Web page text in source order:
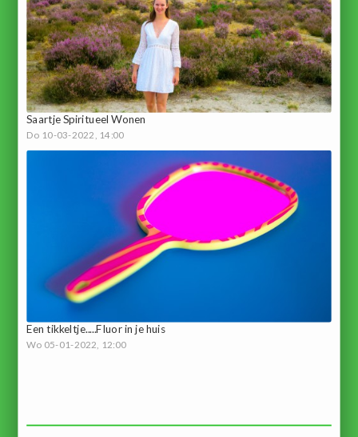
Saartje Spiritueel Wonen
Do 10-03-2022, 14:00
Een tikkeltje.....Fluor in je huis
Wo 05-01-2022, 12:00